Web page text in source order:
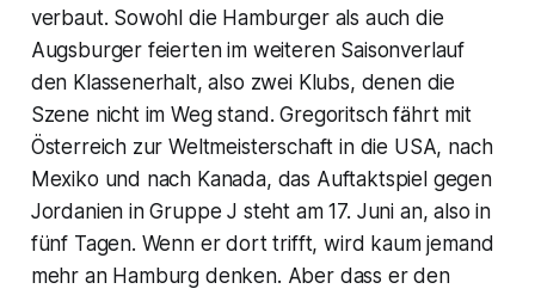
verbaut. Sowohl die Hamburger als auch die
Augsburger feierten im weiteren Saisonverlauf
den Klassenerhalt, also zwei Klubs, denen die
Szene nicht im Weg stand. Gregoritsch fährt mit
Österreich zur Weltmeisterschaft in die USA, nach
Mexiko und nach Kanada, das Auftaktspiel gegen
Jordanien in Gruppe J steht am 17. Juni an, also in
fünf Tagen. Wenn er dort trifft, wird kaum jemand
mehr an Hamburg denken. Aber dass er den